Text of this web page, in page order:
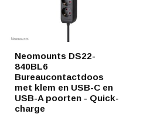
Neomounts DS22-
840BL6
Bureaucontactdoos
met klem en USB-C en
USB-A poorten - Quick-
charge